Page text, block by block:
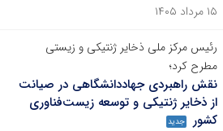
۱۵ مرداد ۱۴۰۵
رئیس مرکز ملی ذخایر ژنتیکی و زیستی
مطرح کرد؛
نقش راهبردی جهاددانشگاهی در صیانت
از ذخایر ژنتیکی و توسعه زیست‌فناوری
کشور
جدید